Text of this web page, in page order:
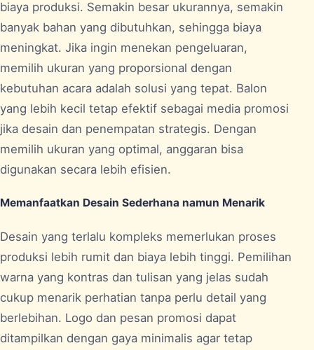
biaya produksi. Semakin besar ukurannya, semakin
banyak bahan yang dibutuhkan, sehingga biaya
meningkat. Jika ingin menekan pengeluaran,
memilih ukuran yang proporsional dengan
kebutuhan acara adalah solusi yang tepat. Balon
yang lebih kecil tetap efektif sebagai media promosi
jika desain dan penempatan strategis. Dengan
memilih ukuran yang optimal, anggaran bisa
digunakan secara lebih efisien.
Memanfaatkan Desain Sederhana namun Menarik
Desain yang terlalu kompleks memerlukan proses
produksi lebih rumit dan biaya lebih tinggi. Pemilihan
warna yang kontras dan tulisan yang jelas sudah
cukup menarik perhatian tanpa perlu detail yang
berlebihan. Logo dan pesan promosi dapat
ditampilkan dengan gaya minimalis agar tetap